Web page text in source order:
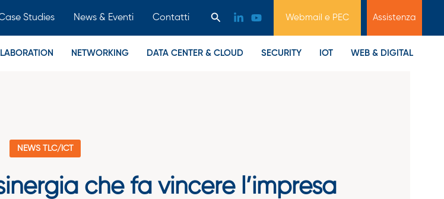
Studies News & Eventi Contatti Cerca Webmail e PEC Assistenza
NETWORKING DATA CENTER & CLOUD SECURITY IOT WEB & DIGITAL
NEWS TLC/ICT
che fa vincere l’impresa